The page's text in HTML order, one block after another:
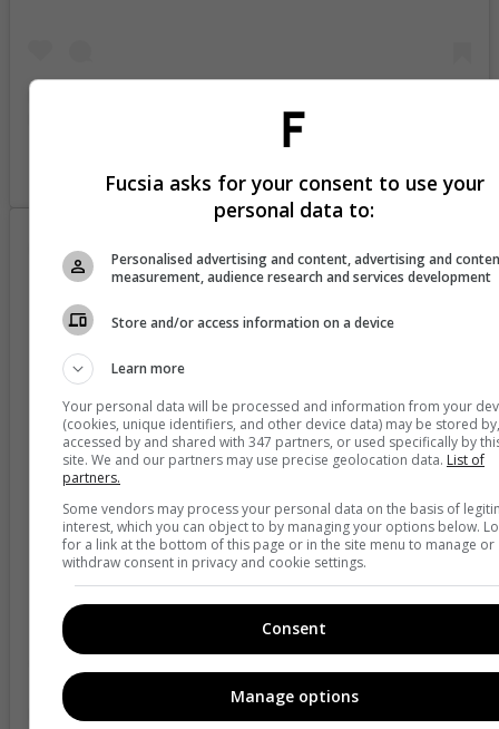
A post shared by carogomezfilm (@carogomezfilm)
View this post on Instagram
Fucsia asks for your consent to use your
personal data to:
Personalised advertising and content, advertising and
measurement, audience research and services development
Store and/or access information on a device
Learn more
Your personal data will be processed and information from your
(cookies, unique identifiers, and other device data) may be stored by,
accessed by and shared with 347 partners, or used specifically by
site. We and our partners may use precise geolocation data. List of
partners.
Some vendors may process your personal data on the basis of
interest, which you can object to by managing your options below.
for a link at the bottom of this page or in the site menu to manage or
withdraw consent in privacy and cookie settings.
Consent
Manage options